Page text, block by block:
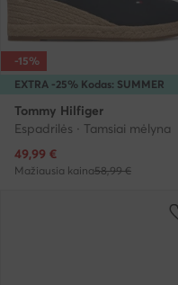
EXTRA -25% Kodas: SUMMER
-15%
Tommy Hilfiger
Espadrilės · Tamsiai mėlyna
Dabartinė kaina
49,99 €
Mažiausia kaina58,99 €